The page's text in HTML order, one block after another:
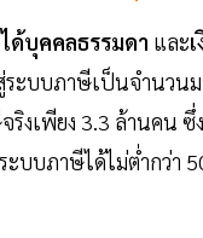
ด้บุคคลธรรมดา และ
ระบบภาษีเป็นจำนว
งเพียง 3.3 ล้านคน
ะบบภาษีได้ไม่ต่ำกว่า